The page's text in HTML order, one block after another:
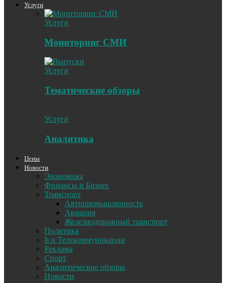
Услуги
Услуги
Мониторинг СМИ
Услуги
Тематические обзоры
Услуги
Аналитика
Цены
Новости
Экономика
Финансы и Бизнес
Транспорт
Автопромышленность
Авиация
Железнодорожный транспорт
Политика
It и Телекоммуникации
Реклама
Спорт
Аналитические обзоры
Новости